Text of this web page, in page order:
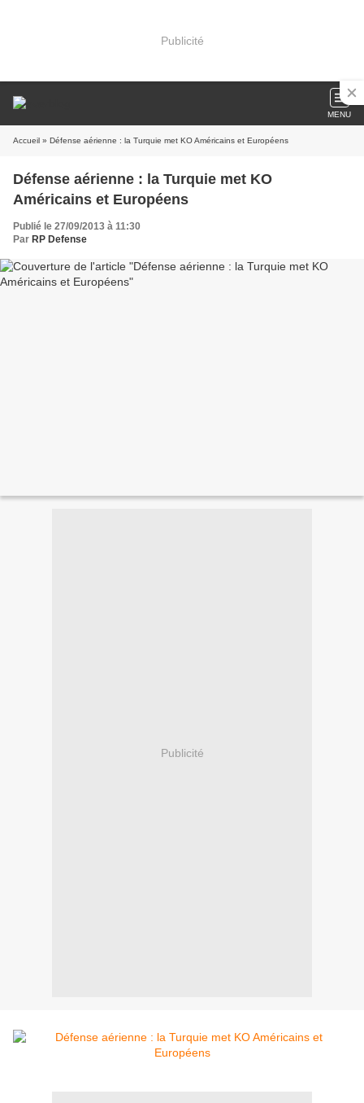
Publicité
MENU
Accueil » Défense aérienne : la Turquie met KO Américains et Européens
Défense aérienne : la Turquie met KO
Américains et Européens
Publié le 27/09/2013 à 11:30
Par RP Defense
Publicité